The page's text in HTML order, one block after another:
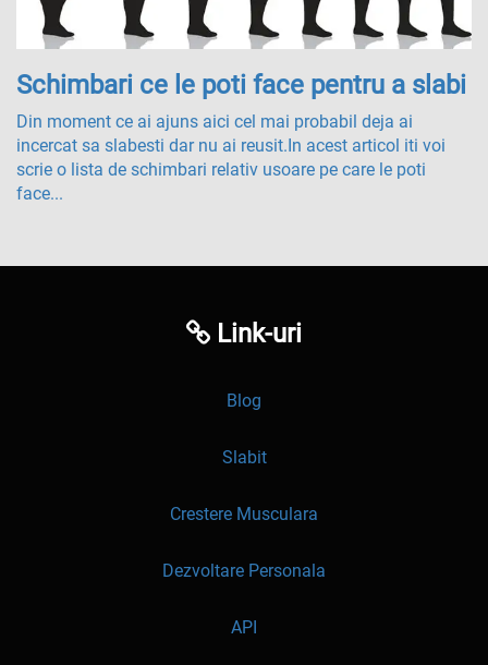
Schimbari ce le poti face pentru a slabi
Din moment ce ai ajuns aici cel mai probabil deja ai
incercat sa slabesti dar nu ai reusit.In acest articol iti voi
scrie o lista de schimbari relativ usoare pe care le poti
face...
Link-uri
Blog
Slabit
Crestere Musculara
Dezvoltare Personala
API